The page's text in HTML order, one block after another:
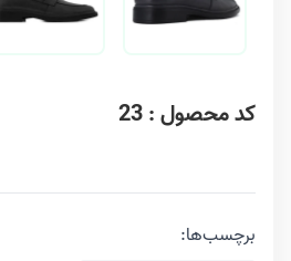
کد محصول : 23
برچسب‌ها: